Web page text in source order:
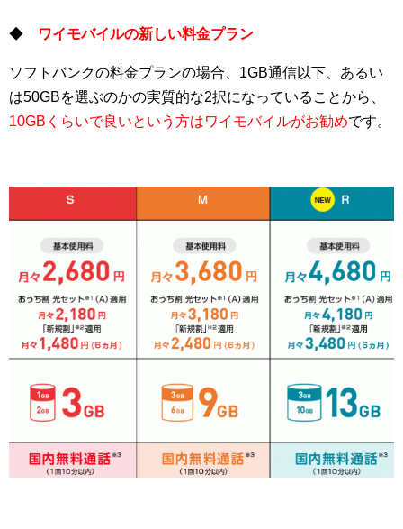
◆ ワイモバイルの新しい料金プラン
ソフトバンクの料金プランの場合、1GB通信以下、あるい
は50GBを選ぶのかの実質的な2択になっていることから、
10GBくらいで良いという方はワイモバイルがお勧めです。